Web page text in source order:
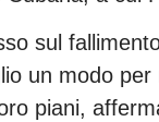
sul
un modo
piani,